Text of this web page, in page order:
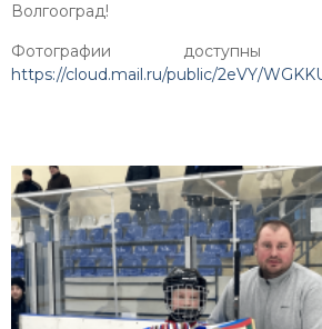
Волгооград!
Фотографии
https://cloud.mail.ru/public/2eVY/